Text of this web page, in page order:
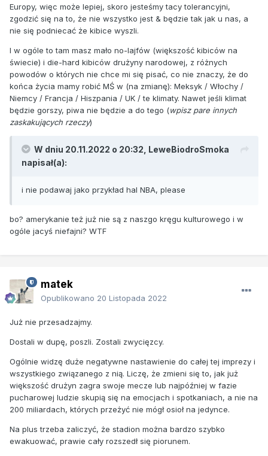
Europy, więc może lepiej, skoro jesteśmy tacy tolerancyjni,
zgodzić się na to, że nie wszystko jest & będzie tak jak u nas, a
nie się podniecać że kibice wyszli.
I w ogóle to tam masz mało no-lajfów (większość kibiców na
świecie) i die-hard kibiców drużyny narodowej, z różnych
powodów o których nie chce mi się pisać, co nie znaczy, że do
końca życia mamy robić MŚ w (na zmianę): Meksyk / Włochy /
Niemcy / Francja / Hiszpania / UK / te klimaty. Nawet jeśli klimat
będzie gorszy, piwa nie będzie a do tego (wpisz pare innych
zaskakujących rzeczy)
W dniu 20.11.2022 o 20:32, LeweBiodroSmoka
napisał(a):
i nie podawaj jako przykład hal NBA, please
bo? amerykanie też już nie są z naszgo kręgu kulturowego i w
ogóle jacyś niefajni? WTF
matek
Opublikowano 20 Listopada 2022
Już nie przesadzajmy.
Dostali w dupę, poszli. Zostali zwycięzcy.
Ogólnie widzę duże negatywne nastawienie do całej tej imprezy i
wszystkiego związanego z nią. Liczę, że zmieni się to, jak już
większość drużyn zagra swoje mecze lub najpóźniej w fazie
pucharowej ludzie skupią się na emocjach i spotkaniach, a nie na
200 miliardach, których przeżyć nie mógł osioł na jedynce.
Na plus trzeba zaliczyć, że stadion można bardzo szybko
ewakuować, prawie cały rozszedł się piorunem.